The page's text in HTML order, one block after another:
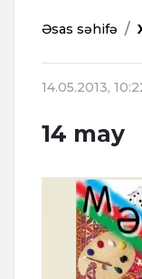
Əsas səhifə
14.05.2013,
14 may